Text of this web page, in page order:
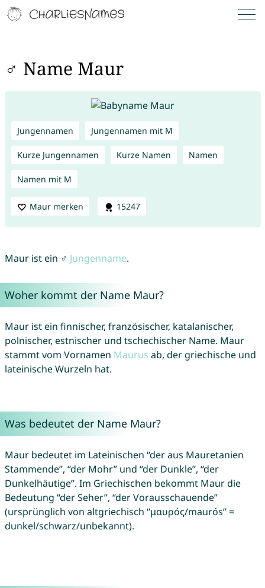
♂ Name Maur
Jungennamen Jungennamen mit M
Kurze Jungennamen Kurze Namen Namen
Namen mit M
Maur merken 15247
Maur ist ein ♂ Jungenname.
Woher kommt der Name Maur?
Maur ist ein finnischer, französischer, katalanischer,
polnischer, estnischer und tschechischer Name. Maur
stammt vom Vornamen Maurus ab, der griechische und
lateinische Wurzeln hat.
Was bedeutet der Name Maur?
Maur bedeutet im Lateinischen “der aus Mauretanien
Stammende”, “der Mohr” und “der Dunkle”, “der
Dunkelhäutige”. Im Griechischen bekommt Maur die
Bedeutung “der Seher”, “der Vorausschauende”
(ursprünglich von altgriechisch “μαυρός/maurós” =
dunkel/schwarz/unbekannt).